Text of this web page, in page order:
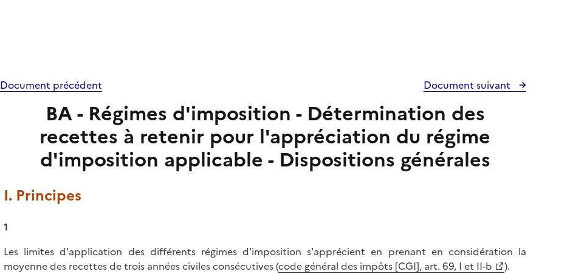
Document précédent Document suivant
BA - Régimes d'imposition - Détermination des
recettes à retenir pour l'appréciation du régime
d'imposition applicable - Dispositions générales
I. Principes
1
Les limites d'application des différents régimes d'imposition s'apprécient en prenant en considération la
moyenne des recettes de trois années civiles consécutives (code général des impôts [CGI], art. 69, I et II-b
).